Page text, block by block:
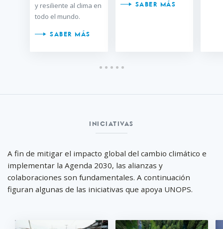
y resiliente al clima en
todo el mundo.
SABER MÁS
SABER MÁS
Iniciativas
INICIATIVAS
A fin de mitigar el impacto global del cambio climático e
implementar la Agenda 2030, las alianzas y
colaboraciones son fundamentales. A continuación
figuran algunas de las iniciativas que apoya UNOPS.